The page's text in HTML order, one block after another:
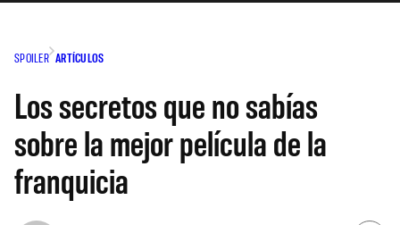
SPOILER ARTÍCULOS
Los secretos que no sabías
sobre la mejor película de la
franquicia